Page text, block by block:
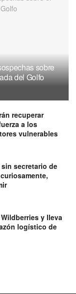
sobre
del Golfo
recuperar
a los
vulnerables
secretario de
y lleva
logístico de